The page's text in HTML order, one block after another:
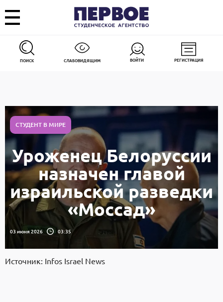
ПОИСК СЛАБОВИДЯЩИМ ВОЙТИ РЕГИСТРАЦИЯ
СТУДЕНТ В МИРЕ
Уроженец Белоруссии
назначен главой
израильской разведки
«Моссад»
03 июня 2026 03:35
Источник: Infos Israel News